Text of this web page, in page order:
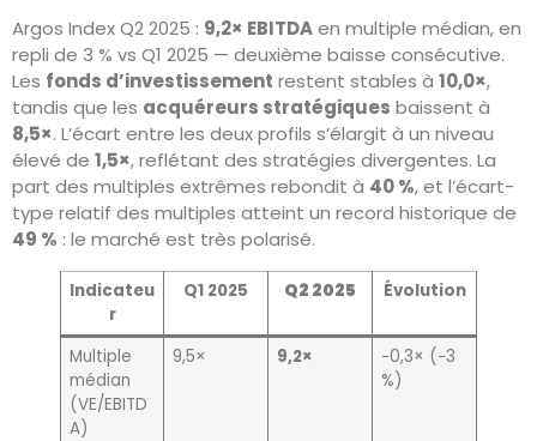
Argos Index Q2 2025 : 9,2× EBITDAen multiple médian, en
repli de 3 % vs Q1 2025 — deuxième baisse consécutive.
Les fonds d’investissement restent stables à 10,0×,
tandis que les acquéreurs stratégiques baissent à
8,5×. L’écart entre les deux profils s’élargit à un niveau
élevé de 1,5×, reflétant des stratégies divergentes. La
part des multiples extrêmes rebondit à 40 %, et l’écart-
type relatif des multiples atteint un record historique de
49 % : le marché est très polarisé.
Indicateu
r
Q1 2025 Q2 2025 Évolution
Multiple
médian
(VE/EBITD
A)
9,5× 9,2×
−0,3× (−3
%)